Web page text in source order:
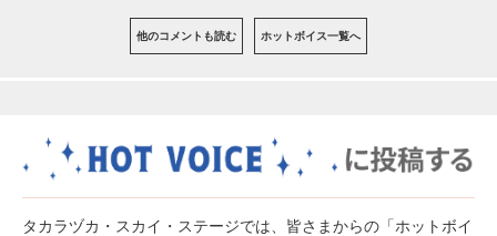
他のコメントも読む ホットボイス一覧へ
タカラヅカ・スカイ・ステージでは、皆さまからの「ホットボイ